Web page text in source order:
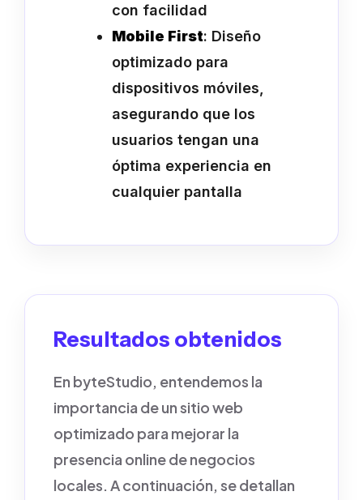
con facilidad
Mobile First: Diseño
optimizado para
dispositivos móviles,
asegurando que los
usuarios tengan una
óptima experiencia en
cualquier pantalla
Resultados obtenidos
En byteStudio, entendemos la
importancia de un sitio web
optimizado para mejorar la
presencia online de negocios
locales. A continuación, se detallan